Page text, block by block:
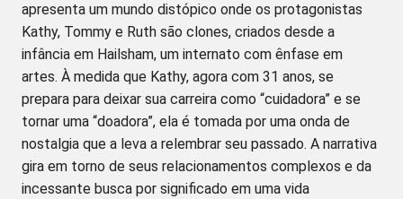
apresenta um mundo distópico onde os protagonistas
Kathy, Tommy e Ruth são clones, criados desde a
infância em Hailsham, um internato com ênfase em
artes. À medida que Kathy, agora com 31 anos, se
prepara para deixar sua carreira como “cuidadora” e se
tornar uma “doadora”, ela é tomada por uma onda de
nostalgia que a leva a relembrar seu passado. A narrativa
gira em torno de seus relacionamentos complexos e da
incessante busca por significado em uma vida